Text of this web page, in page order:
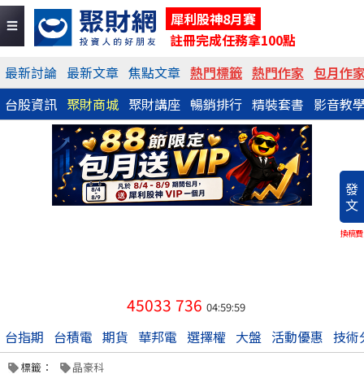
犀利股神8月賽
註冊完成任務拿100點
最新討論 最新文章 焦點文章 熱門標籤 熱門作家 包月作
台股資訊 聚財商城 聚財講座 暢銷排行 精裝套書 影音教
發
文
換稿費
45033 736 04:59:59
台指期 台積電 期貨 華邦電 選擇權 大盤 活動優惠 技術
標籤： 晶豪科